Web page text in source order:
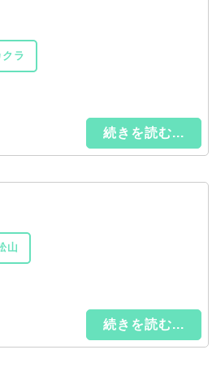
ラ
続きを読む...
山
続きを読む...